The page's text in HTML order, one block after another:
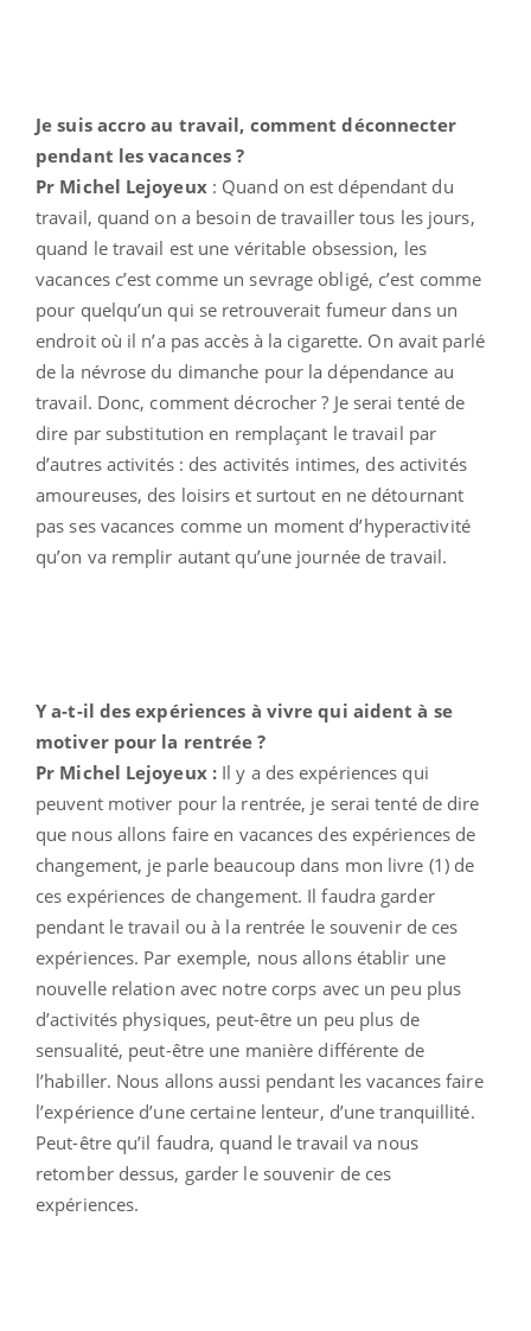
Je suis accro au travail, comment déconnecter
pendant les vacances ?
Pr Michel Lejoyeux : Quand on est dépendant du
travail, quand on a besoin de travailler tous les jours,
quand le travail est une véritable obsession, les
vacances c’est comme un sevrage obligé, c’est comme
pour quelqu’un qui se retrouverait fumeur dans un
endroit où il n’a pas accès à la cigarette. On avait parlé
de la névrose du dimanche pour la dépendance au
travail. Donc, comment décrocher ? Je serai tenté de
dire par substitution en remplaçant le travail par
d’autres activités : des activités intimes, des activités
amoureuses, des loisirs et surtout en ne détournant
pas ses vacances comme un moment d’hyperactivité
qu’on va remplir autant qu’une journée de travail.
Y a-t-il des expériences à vivre qui aident à se
motiver pour la rentrée ?
Pr Michel Lejoyeux : Il y a des expériences qui
peuvent motiver pour la rentrée, je serai tenté de dire
que nous allons faire en vacances des expériences de
changement, je parle beaucoup dans mon livre (1) de
ces expériences de changement. Il faudra garder
pendant le travail ou à la rentrée le souvenir de ces
expériences. Par exemple, nous allons établir une
nouvelle relation avec notre corps avec un peu plus
d’activités physiques, peut-être un peu plus de
sensualité, peut-être une manière différente de
l’habiller. Nous allons aussi pendant les vacances faire
l’expérience d’une certaine lenteur, d’une tranquillité.
Peut-être qu’il faudra, quand le travail va nous
retomber dessus, garder le souvenir de ces
expériences.